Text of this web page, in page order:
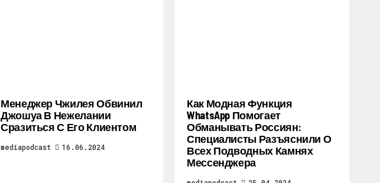
Менеджер Чжилея Обвинил
Джошуа В Нежелании
Сразиться С Его Клиентом
mediapodcast 16.06.2024
Как Модная Функция
WhatsApp Помогает
Обманывать Россиян:
Специалисты Разъяснили О
Всех Подводных Камнях
Мессенджера